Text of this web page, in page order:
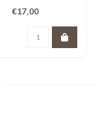
€17,00